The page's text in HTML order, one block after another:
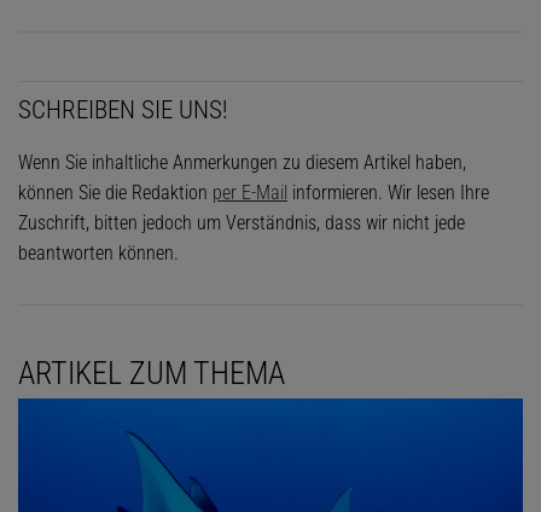
SCHREIBEN SIE UNS!
Wenn Sie inhaltliche Anmerkungen zu diesem Artikel haben,
können Sie die Redaktion per E-Mail informieren. Wir lesen Ihre
Zuschrift, bitten jedoch um Verständnis, dass wir nicht jede
beantworten können.
ARTIKEL ZUM THEMA